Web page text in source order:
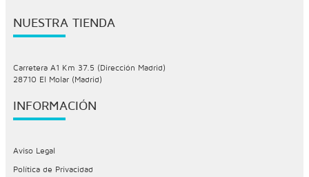
NUESTRA TIENDA
Carretera A1 Km 37.5 (Dirección Madrid)
28710 El Molar (Madrid)
INFORMACIÓN
Aviso Legal
Política de Privacidad